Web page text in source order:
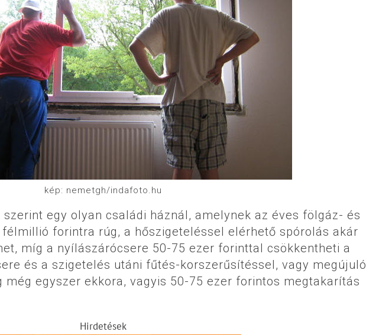
kép: nemetgh/indafoto.hu
egy olyan családi háznál, amelynek az éves fölgáz- és
forintra rúg, a hőszigeteléssel elérhető spórolás akár
míg a nyílászárócsere 50-75 ezer forinttal csökkentheti a
és a szigetelés utáni fűtés-korszerűsítéssel, vagy megújuló
még egyszer ekkora, vagyis 50-75 ezer forintos megtakarítás
Hirdetések